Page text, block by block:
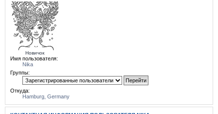
Новичок
Имя пользователя:
Nika
Группы:
Откуда:
Hamburg, Germany